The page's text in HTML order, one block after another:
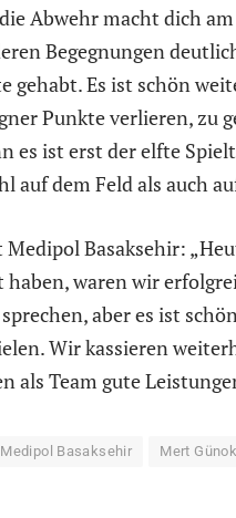
Abwehr macht dich
Begegnungen
gehabt. Es ist schön
Punkte verlieren, zu
es ist erst der elfte
auf dem Feld als auch
Basaksehir:
waren wir
aber es ist
Wir kassieren
als Team gute
Medipol Basaksehir Mert Günok